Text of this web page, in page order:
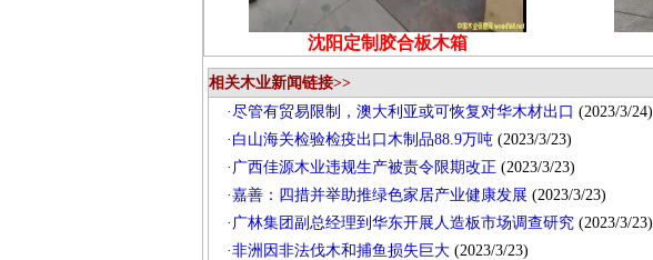
沈阳定制胶合板木箱
相关木业新闻链接>>
· 尽管有贸易限制，澳大利亚或可恢复对华木材出口 (2023/3/24)
· 白山海关检验检疫出口木制品88.9万吨(2023/3/23)
· 广西佳源木业违规生产被责令限期改正 (2023/3/23)
·嘉善：四措并举助推绿色家居产业健康发展 (2023/3/23)
· 广林集团副总经理到华东开展人造板市场调查研究(2023/3/23)
·非洲因非法伐木和捕鱼损失巨大(2023/3/23)